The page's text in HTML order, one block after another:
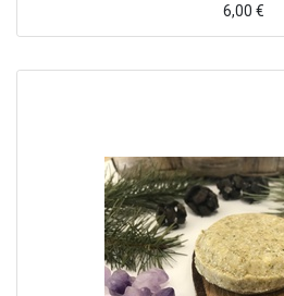
6,00 €